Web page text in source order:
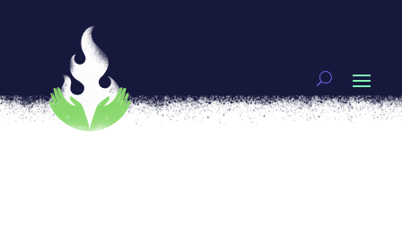
Mucha Mucha-cha-chá
porEve Alcalá González
BAILAR LA
REVOLUCIÓN
En el mundo de la industria musical las mujeres